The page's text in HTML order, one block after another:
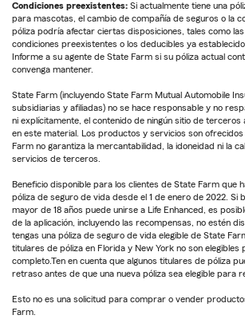
Condiciones preexistentes: Si actualmente tiene una
para mascotas, el cambio de compañía de seguros o la
póliza podría afectar ciertas disposiciones, tales como
condiciones preexistentes o los deducibles ya
Informe a su agente de State Farm si su póliza actual
convenga mantener.
State Farm (incluyendo State Farm Mutual Automobile
subsidiarias y afiliadas) no se hace responsable y no
ni explícitamente, el contenido de ningún sitio de terceros
en este material. Los productos y servicios son
Farm no garantiza la mercantabilidad, la idoneidad ni la
servicios de terceros.
Beneficio disponible para los clientes de State Farm que
póliza de seguro de vida desde el 1 de enero de 2022. Si
mayor de 18 años puede unirse a Life Enhanced, es
de la aplicación, incluyendo las recompensas, no estén
tengas una póliza de seguro de vida elegible de State
titulares de póliza en Florida y New York no son elegibles
completo.Ten en cuenta que algunos titulares de póliza
retraso antes de que una nueva póliza sea elegible para
Esto no es una solicitud para comprar o vender
Farm.